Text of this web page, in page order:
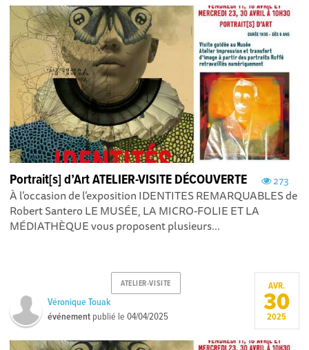
273
Portrait[s] d’Art ATELIER-VISITE DÉCOUVERTE
À l’occasion de l’exposition IDENTITES REMARQUABLES de
Robert Santero LE MUSÉE, LA MICRO-FOLIE ET LA
MÉDIATHÈQUE vous proposent plusieurs...
ATELIER-VISITE
Véronique Touak
événement publié le04/04/2025
AVR.
30
2025